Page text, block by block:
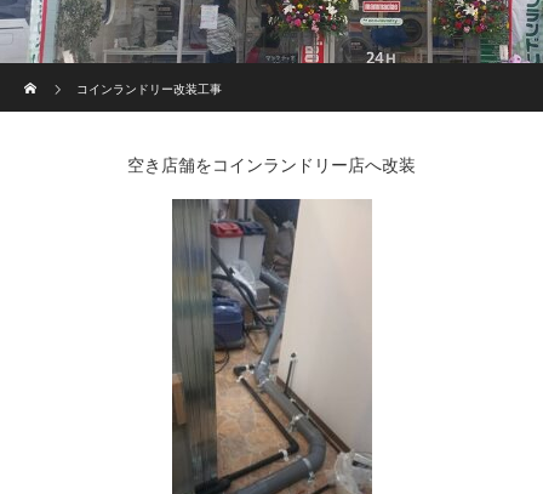
コインランドリー改装工事
空き店舗をコインランドリー店へ改装